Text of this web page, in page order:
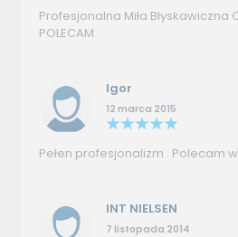
Profesjonalna Miła Błyskawiczna
POLECAM
Igor
12 marca 2015
Pełen profesjonalizm . Polecam w
INT NIELSEN
7 listopada 2014